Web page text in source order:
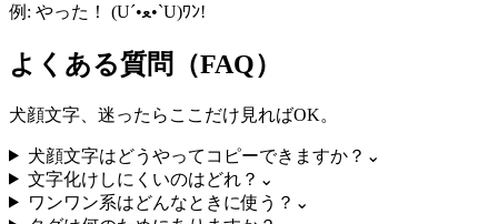
例: やった！ (U´•ﻌ•`U)ﾜﾝ!
よくある質問（FAQ）
犬顔文字、迷ったらここだけ見ればOK。
犬顔文字はどうやってコピーできますか？ ⌄
文字化けしにくいのはどれ？ ⌄
ワンワン系はどんなときに使う？ ⌄